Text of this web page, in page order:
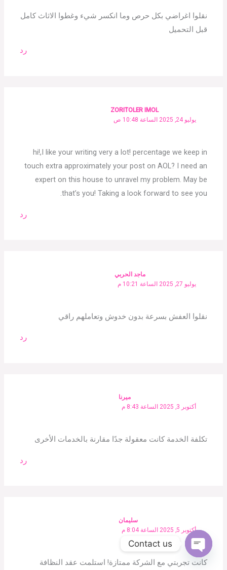
نقلوا اغراضي بكل حرص وما انكسر شيء وغطوا الاثاث كامل
قبل التحميل
رد
ZORITOLER IMOL
يوليو 24, 2025 الساعة 10:48 ص
hi!,I like your writing very a lot! percentage we keep in
touch extra approximately your post on AOL? I need an
expert on this house to unravel my problem. May be
that’s you! Taking a look forward to see you.
رد
ماجد الحربي
يوليو 27, 2025 الساعة 10:21 م
نقلوا العفش بسرعة بدون خدوش وتعاملهم راقي
رد
ميرنا
أكتوبر 3, 2025 الساعة 8:43 م
تكلفة الخدمة كانت معقولة جدًا مقارنة بالخدمات الأخرى
رد
سليمان
أكتوبر 5, 2025 الساعة 8:04 م
كانت تجربتي مع الشركة ممتازة! استلمت عقد النظافة
Contact us
Open
chaty